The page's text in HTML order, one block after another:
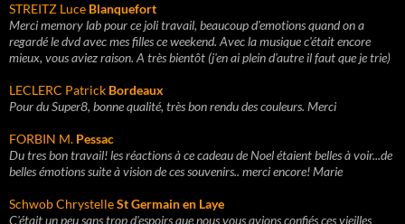
STREITZ Luce Blanquefort
Merci memory lab pour ce joli travail, beaucoup d'emotions quand on a
regardé le dvd avec mes filles ce weekend. Avec la musique c'était encore
mieux, vous aviez raison. A très bientôt (j'en ai plein d'autre il faut que je trie)
LECLERC Patrick Bordeaux
Pour du Super8, bonne qualité, très bon rendu des couleurs. Merci
FORBIN M. Pessac
Du tres bon travail! les réactions à ce cadeau de Noel étaient belles à voir...de
belles émotions suite à vision de ces souvenirs.. merci encore! Marie
Schwob ChrystelleSt Germain en Laye
C'était un peu sans trop d'espoirs que nous vous avions confiés ces vieilles